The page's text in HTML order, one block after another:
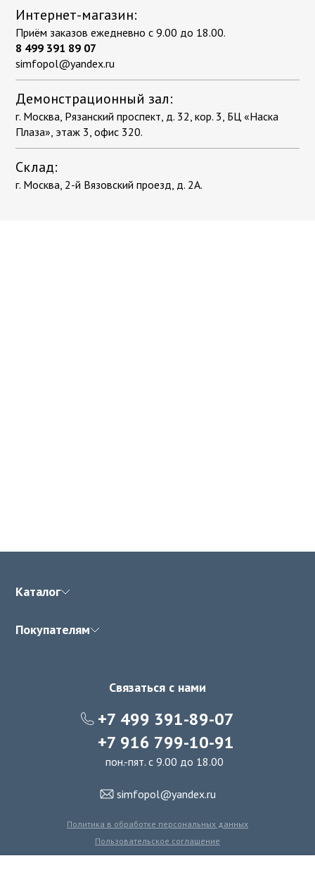
Интернет-магазин:
Приём заказов ежедневно с 9.00 до 18.00.
8 499 391 89 07
simfopol@yandex.ru
Демонстрационный зал:
г. Москва, Рязанский проспект, д. 32, кор. 3, БЦ «Наска
Плаза», этаж 3, офис 320.
Склад:
г. Москва, 2-й Вязовский проезд, д. 2А.
Каталог
Покупателям
Связаться с нами
+7 499 391-89-07
+7 916 799-10-91
пон.-пят. с 9.00 до 18.00
simfopol@yandex.ru
Политика в обработке персональных данных
Пользовательское соглашение
Политика использования файлов cookie